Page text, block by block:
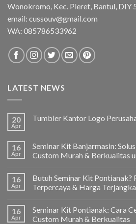
Wonokromo, Kec. Pleret, Bantul, DIY
email: cussouv@gmail.com
WA: 085786533962
LATEST NEWS
20
Apr
Tumbler Kantor Logo
16
Apr
Seminar Kit Banjarmasin:
Custom Murah & Berkualitas
16
Apr
Butuh Seminar Kit Pontianak?
Terpercaya & Harga
16
Apr
Seminar Kit Pontianak: Cara
Custom Murah & Berkualitas